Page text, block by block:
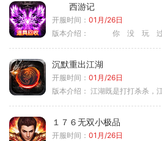
西游记
开服时间： 01月/26日
版本介绍：
你 没 玩 过
沉默重出江湖
开服时间： 01月/26日
版本介绍： 江湖既是打打杀杀，
１７６无双小极品
开服时间： 01月/26日